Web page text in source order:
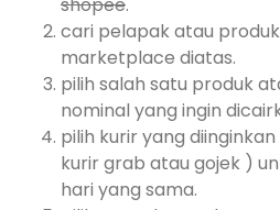
cari pelapak atau
marketplace diatas.
pilih salah satu produk
nominal yang ingin
pilih kurir yang
kurir grab atau gojek )
hari yang sama.